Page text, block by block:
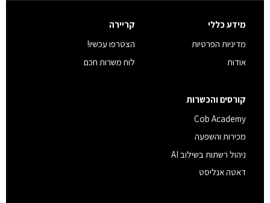
מידע כללי
מדיניות הפרטיות
אודות
קריירה
הצטרפו עכשיו!
לוח משרות חכם
קורסים והכשרות
Cob Academy
מכירות והשפעה
ניהול רשתות בשילוב AI
דאטה אנליסט